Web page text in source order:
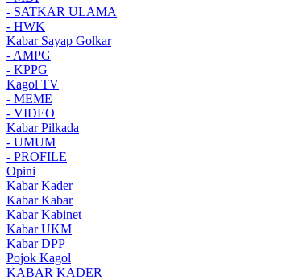
- SATKAR ULAMA
- HWK
Kabar Sayap Golkar
- AMPG
- KPPG
Kagol TV
- MEME
- VIDEO
Kabar Pilkada
- UMUM
- PROFILE
Opini
Kabar Kader
Kabar Kabar
Kabar Kabinet
Kabar UKM
Kabar DPP
Pojok Kagol
KABAR KADER